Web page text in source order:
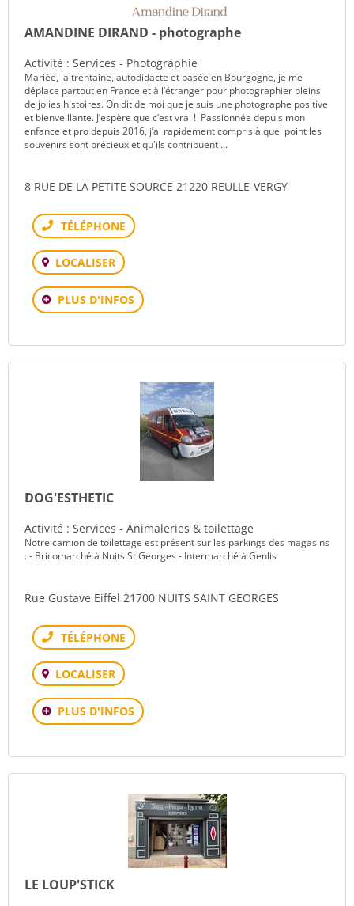
AMANDINE DIRAND - photographe
Activité : Services - Photographie
Mariée, la trentaine, autodidacte et basée en Bourgogne, je me
déplace partout en France et à l’étranger pour photographier pleins
de jolies histoires. On dit de moi que je suis une photographe positive
et bienveillante. J’espère que c’est vrai ! Passionnée depuis mon
enfance et pro depuis 2016, j’ai rapidement compris à quel point les
souvenirs sont précieux et qu'ils contribuent ...
8 RUE DE LA PETITE SOURCE 21220 REULLE-VERGY
Téléphone
LOCALISER
PLUS D'INFOS
DOG'ESTHETIC
Activité : Services - Animaleries & toilettage
Notre camion de toilettage est présent sur les parkings des magasins
: - Bricomarché à Nuits St Georges - Intermarché à Genlis
Rue Gustave Eiffel 21700 NUITS SAINT GEORGES
Téléphone
LOCALISER
PLUS D'INFOS
LE LOUP'STICK